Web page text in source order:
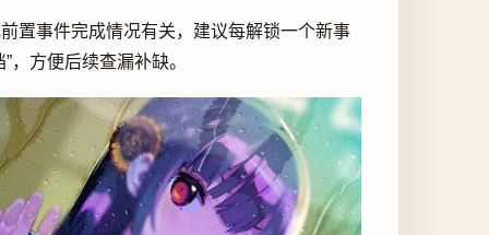
置事件完成情况有关，建议每解锁一个新事
，方便后续查漏补缺。